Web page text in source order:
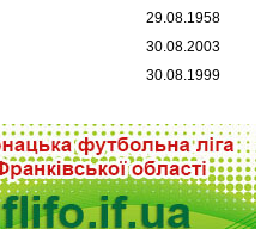
29.08.1958
30.08.2003
30.08.1999